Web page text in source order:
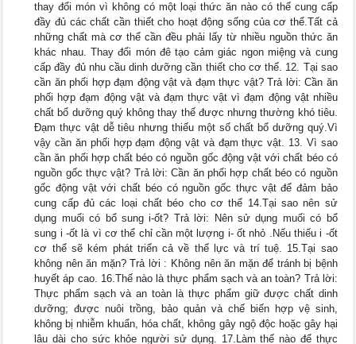
thay đổi món vì không có một loại thức ăn nào có thể cung cấp
đầy đủ các chất cần thiết cho hoạt động sống của cơ thể.Tất cả
những chất mà cơ thể cần đều phải lấy từ nhiều nguồn thức ăn
khác nhau. Thay đổi món đê tạo cảm giác ngon miệng và cung
cấp đầy đủ nhu cầu dinh dưỡng cần thiết cho cơ thể. 12. Tại sao
cần ăn phối hợp đạm động vật và đạm thực vật? Trả lời: Cần ăn
phối hợp đạm động vật và đạm thực vật vì đạm động vật nhiều
chất bổ dưỡng quý không thay thế được nhưng thường khó tiêu.
Đạm thực vật dễ tiêu nhưng thiếu một số chất bổ dưỡng quý.Vì
vậy cần ăn phối hợp đạm động vật và đạm thực vật. 13. Vì sao
cần ăn phối hợp chất béo có nguồn gốc động vật với chất béo có
nguồn gốc thực vật? Trả lời: Cần ăn phối hợp chất béo có nguồn
gốc động vật với chất béo có nguồn gốc thực vật để đảm bảo
cung cấp đủ các loại chất béo cho cơ thể 14.Tại sao nên sử
dụng muối có bổ sung i-ốt? Trả lời: Nên sử dụng muối có bổ
sung i -ốt là vì cơ thể chỉ cần một lượng i- ốt nhỏ .Nếu thiếu i -ốt
cơ thể sẽ kém phát triển cả về thể lực và trí tuệ. 15.Tại sao
không nên ăn mặn? Trả lời : Không nên ăn mặn để tránh bị bệnh
huyết áp cao. 16.Thế nào là thực phẩm sạch và an toàn? Trả lời:
Thực phẩm sạch và an toàn là thực phẩm giữ được chất dinh
dưỡng; được nuôi trồng, bảo quản và chế biến hợp vệ sinh,
không bị nhiễm khuẩn, hóa chất, không gây ngộ độc hoặc gây hại
lâu dài cho sức khỏe người sử dụng. 17.Làm thế nào để thực